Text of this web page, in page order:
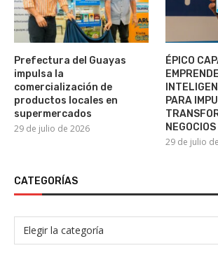
Prefectura del Guayas
impulsa la
comercialización de
productos locales en
supermercados
29 de julio de 2026
ÉPICO
PARA
NEGOCIOS
29 de julio
CATEGORÍAS